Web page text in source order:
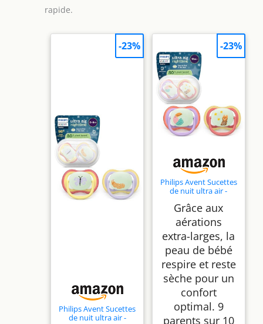
rapide.
Philips Avent Sucettes
de nuit ultra air -
-23%
Philips Avent Sucettes
de nuit ultra air -
orthodontiques, pour
bébés de 18 mois et
plus,
phosphorescentes,
en silicone ultra-
ferme d'origine
végétale, sans BPA,
lot de 2, SCF376/33
Grâce aux
aérations
extra-larges, la
peau de bébé
respire et reste
sèche pour un
confort
optimal. 9
parents sur 10
-23%